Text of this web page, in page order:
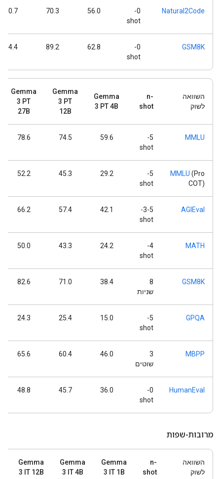
Natural2Code
0-
shot
56.0
70.3
80.7
GSM8K
0-
shot
62.8
89.2
94.4
השוואה
לשוק
n-
shot
Gemma
3 PT 4B
Gemma
3 PT
12B
Gemma
3 PT
27B
MMLU
5-
shot
59.6
74.5
78.6
MMLU (Pro
COT)
5-
shot
29.2
45.3
52.2
AGIEval
3-5-
shot
42.1
57.4
66.2
MATH
4-
shot
24.2
43.3
50.0
GSM8K
8
שניות
38.4
71.0
82.6
GPQA
5-
shot
15.0
25.4
24.3
MBPP
3
שוטים
46.0
60.4
65.6
HumanEval
0-
shot
36.0
45.7
48.8
מרובות-שפות
השוואה
לשוק
n-
shot
Gemma
3 IT 1B
Gemma
3 IT 4B
Gemma
3 IT 12B